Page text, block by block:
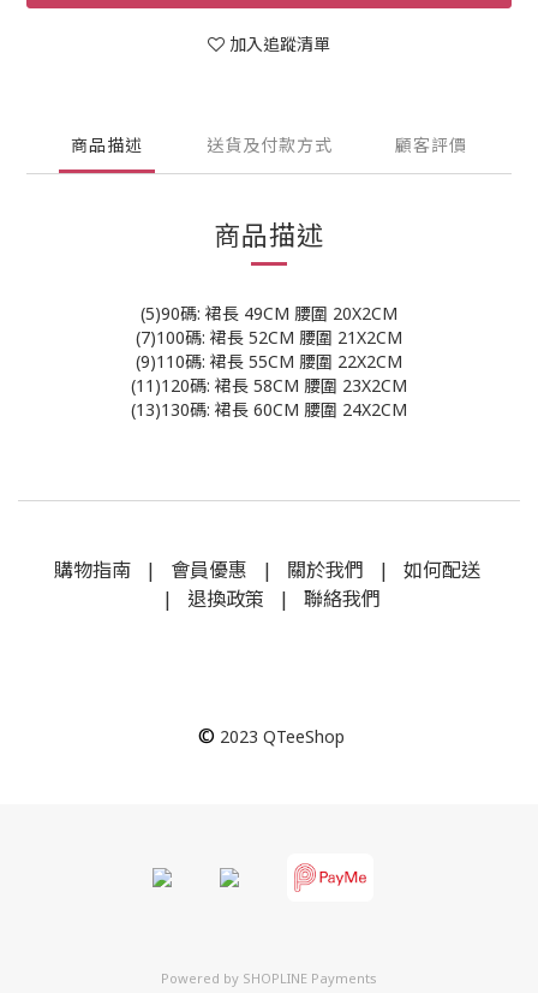
加入追蹤清單
商品描述 送貨及付款方式 顧客評價
商品描述
(5)90碼: 裙長 49CM 腰圍 20X2CM
(7)100碼: 裙長 52CM 腰圍 21X2CM
(9)110碼: 裙長 55CM 腰圍 22X2CM
(11)120碼: 裙長 58CM 腰圍 23X2CM
(13)130碼: 裙長 60CM 腰圍 24X2CM
購物指南| 會員優惠 | 關於我們 | 如何配送
| 退換政策 | 聯絡我們
© 2023 QTeeShop
Powered by SHOPLINE Payments